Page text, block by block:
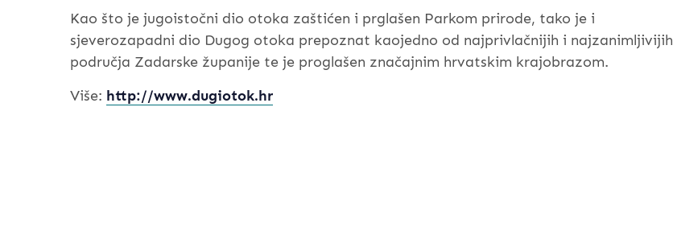
Kao što je jugoistočni dio otoka zaštićen i prglašen Parkom prirode, tako je i
sjeverozapadni dio Dugog otoka prepoznat kaojedno od najprivlačnijih i najzanimljivijih
područja Zadarske županije te je proglašen značajnim hrvatskim krajobrazom.
Više: http://www.dugiotok.hr